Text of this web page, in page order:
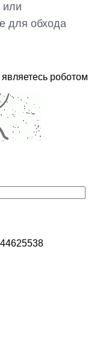
или
для обхода
роботом